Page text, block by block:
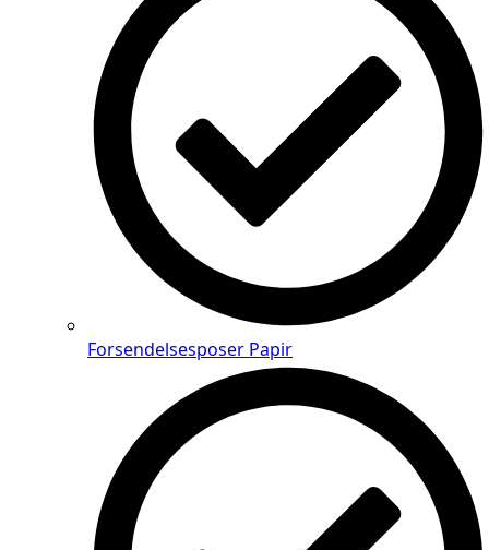
Forsendelsesposer Papir